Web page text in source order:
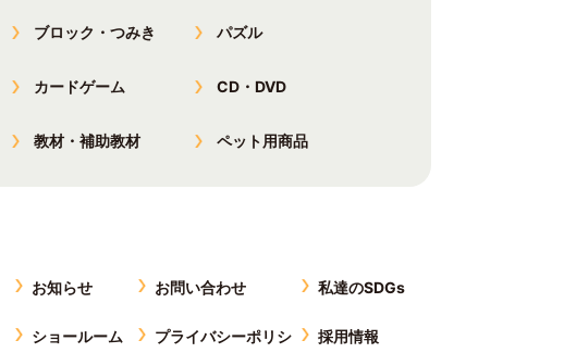
ブロック・つみき パズル
カードゲーム CD・DVD
教材・補助教材 ペット用商品
お知らせ
ショールーム
お問い合わせ
プライバシーポリシ
私達のSDGs
採用情報